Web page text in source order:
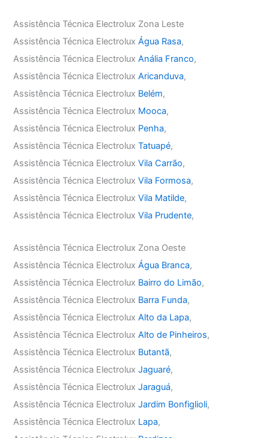
Assistência Técnica Electrolux Zona Leste
Assistência Técnica ElectroluxÁgua Rasa,
Assistência Técnica ElectroluxAnália Franco,
Assistência Técnica ElectroluxAricanduva,
Assistência Técnica Electrolux Belém,
Assistência Técnica Electrolux Mooca,
Assistência Técnica Electrolux Penha,
Assistência Técnica ElectroluxTatuapé,
Assistência Técnica ElectroluxVila Carrão,
Assistência Técnica ElectroluxVila Formosa,
Assistência Técnica ElectroluxVila Matilde,
Assistência Técnica ElectroluxVila Prudente,
Assistência Técnica Electrolux Zona Oeste
Assistência Técnica ElectroluxÁgua Branca,
Assistência Técnica Electrolux Bairro do Limão,
Assistência Técnica Electrolux Barra Funda,
Assistência Técnica ElectroluxAlto da Lapa,
Assistência Técnica ElectroluxAlto de Pinheiros,
Assistência Técnica Electrolux Butantã,
Assistência Técnica ElectroluxJaguaré,
Assistência Técnica ElectroluxJaraguá,
Assistência Técnica ElectroluxJardim Bonfiglioli,
Assistência Técnica Electrolux Lapa,